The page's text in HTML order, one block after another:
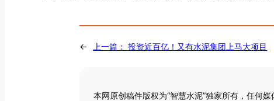
← 上一篇： 投资近百亿！又有水泥集团上马大项目
本网原创稿件版权为“智慧水泥”独家所有，任何